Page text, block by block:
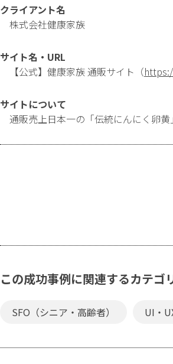
クライアント名
株式会社健康家族
サイト名・URL
【公式】健康家族 通販サイト（
サイトについて
通販売上日本一の「伝統にんにく卵
この成功事例に関連するカテゴ
SFO（シニア・高齢者） UI・